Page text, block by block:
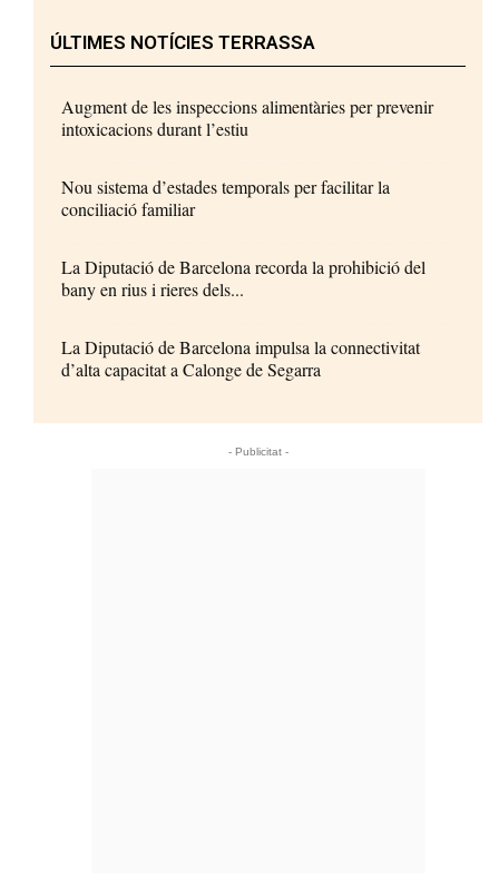
ÚLTIMES NOTÍCIES TERRASSA
Augment de les inspeccions alimentàries per prevenir
intoxicacions durant l’estiu
Nou sistema d’estades temporals per facilitar la
conciliació familiar
La Diputació de Barcelona recorda la prohibició del
bany en rius i rieres dels...
La Diputació de Barcelona impulsa la connectivitat
d’alta capacitat a Calonge de Segarra
- Publicitat -